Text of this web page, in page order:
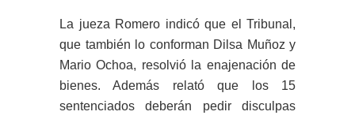
La jueza Romero indicó que el Tribunal,
que también lo conforman Dilsa Muñoz y
Mario Ochoa, resolvió la enajenación de
bienes. Además relató que los 15
sentenciados deberán pedir disculpas